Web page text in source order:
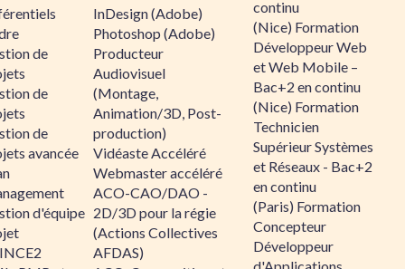
de
de
de
avancée
d'équipe
InDesign (Adobe)
Photoshop (Adobe)
Producteur
Audiovisuel
(Montage,
Animation/3D, Post-
production)
Vidéaste Accéléré
Webmaster accéléré
ACO-CAO/DAO -
2D/3D pour la régie
(Actions Collectives
AFDAS)
continu
(Nice) Formation
Développeur Web
et Web Mobile –
Bac+2 en continu
(Nice) Formation
Technicien
Supérieur Systèmes
et Réseaux - Bac+2
en continu
(Paris) Formation
Concepteur
Développeur